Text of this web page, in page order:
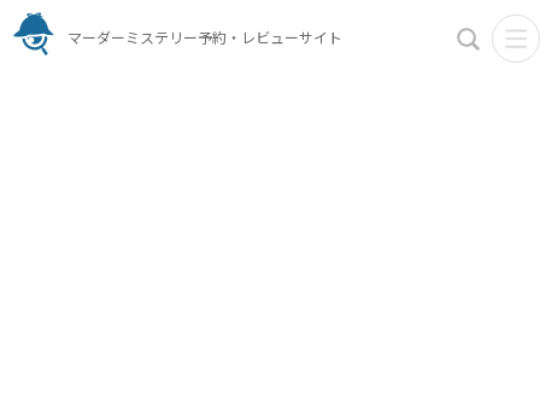
マーダーミステリー予約・レビューサイト